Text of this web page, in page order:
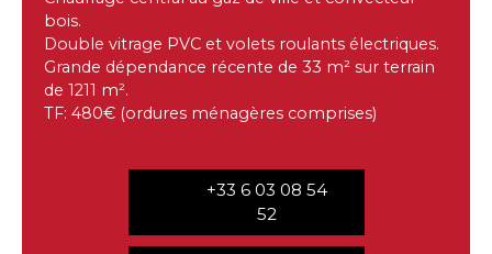
bois.
Double vitrage PVC et volets roulants électriques.
Grande dépendance récente de 33 m² sur terrain
de 1211 m².
TF: 480€ (ordures ménagères comprises)
+33 6 03 08 54
52